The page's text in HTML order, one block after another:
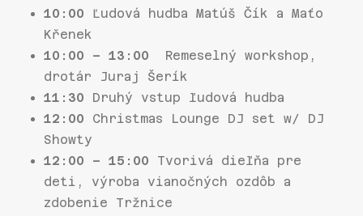
10:00 Ľudová hudba Matúš Čík a Maťo
Křenek
10:00 – 13:00
Remeselný workshop,
drotár Juraj Šerík
11:30 Druhý vstup ľudová hudba
12:00 Christmas Lounge DJ set w/ DJ
Showty
12:00 – 15:00 Tvorivá dieľňa pre
deti, výroba vianočných ozdôb a
zdobenie Tržnice